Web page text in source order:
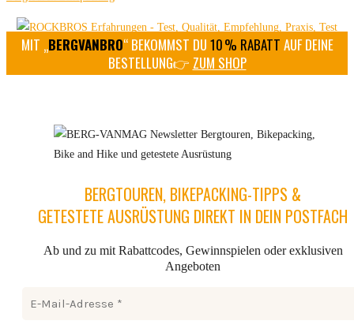
MIT „BERGVANBRO“ BEKOMMST DU 10 % RABATT AUF DEINE
BESTELLUNG👉 ZUM SHOP
BERGTOUREN, BIKEPACKING-TIPPS &
GETESTETE AUSRÜSTUNG DIREKT IN DEIN POSTFACH
Ab und zu mit Rabattcodes, Gewinnspielen oder exklusiven
Angeboten